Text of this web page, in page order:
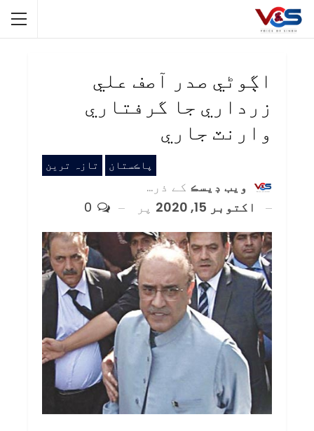
اڳوڻي صدر آصف علي
زرداري جا گرفتاري
وارنٽ جاري
پاڪستان تازہ ترین
ويب ڊيسڪ کے ذریعہ
اکتوبر 15, 2020
پر